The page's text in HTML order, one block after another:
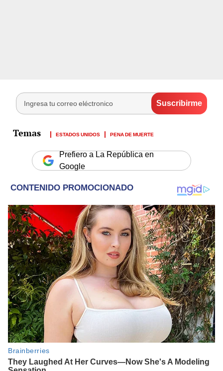
ESTADOS UNIDOS PENA DE MUERTE
Prefiero a La República en
Google